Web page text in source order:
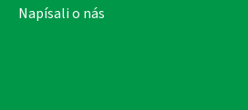
Napísali o nás